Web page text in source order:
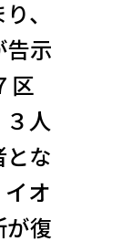
、
示
区
３人
な
オ
が復